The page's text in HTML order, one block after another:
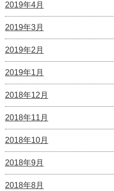
2019年4月
2019年3月
2019年2月
2019年1月
2018年12月
2018年11月
2018年10月
2018年9月
2018年8月